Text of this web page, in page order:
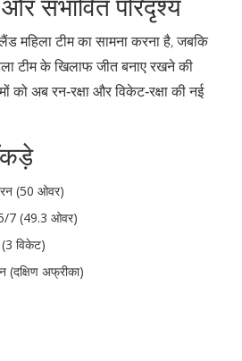
महिला टीमका सामना करना है, जबकि
टीमके खिलाफ जीत बनाए रखने की
को अब रन‑रक्षा और विकेट‑रक्षा की नई
रन (50 ओवर)
7 (49.3 ओवर)
(3 विकेट)
(दक्षिण अफ्रीका)